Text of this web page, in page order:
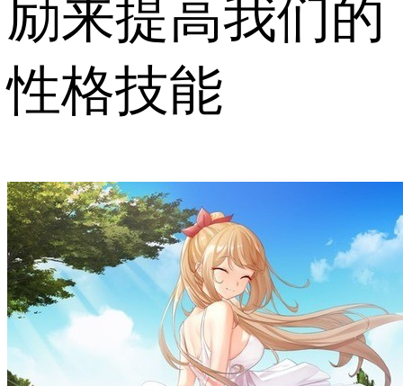
励来提高我们的
性格技能